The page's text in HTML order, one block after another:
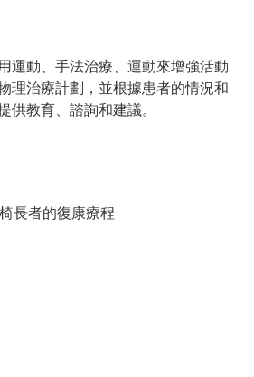
運動、手法治療、運動來增強活動
理治療計劃，並根據患者的情況和
供教育、諮詢和建議。
長者的復康療程